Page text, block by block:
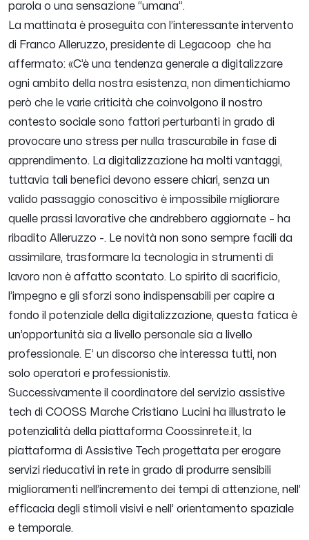
parola o una sensazione “umana”.
La mattinata è proseguita con l’interessante intervento
di Franco Alleruzzo, presidente di Legacoop che ha
affermato: «C’è una tendenza generale a digitalizzare
ogni ambito della nostra esistenza, non dimentichiamo
però che le varie criticità che coinvolgono il nostro
contesto sociale sono fattori perturbanti in grado di
provocare uno stress per nulla trascurabile in fase di
apprendimento. La digitalizzazione ha molti vantaggi,
tuttavia tali benefici devono essere chiari, senza un
valido passaggio conoscitivo è impossibile migliorare
quelle prassi lavorative che andrebbero aggiornate – ha
ribadito Alleruzzo -. Le novità non sono sempre facili da
assimilare, trasformare la tecnologia in strumenti di
lavoro non è affatto scontato. Lo spirito di sacrificio,
l’impegno e gli sforzi sono indispensabili per capire a
fondo il potenziale della digitalizzazione, questa fatica è
un’opportunità sia a livello personale sia a livello
professionale. E’ un discorso che interessa tutti, non
solo operatori e professionisti».
Successivamente il coordinatore del servizio assistive
tech di COOSS Marche Cristiano Lucini ha illustrato le
potenzialità della piattaforma Coossinrete.it, la
piattaforma di Assistive Tech progettata per erogare
servizi rieducativi in rete in grado di produrre sensibili
miglioramenti nell’incremento dei tempi di attenzione, nell’
efficacia degli stimoli visivi e nell’ orientamento spaziale
e temporale.